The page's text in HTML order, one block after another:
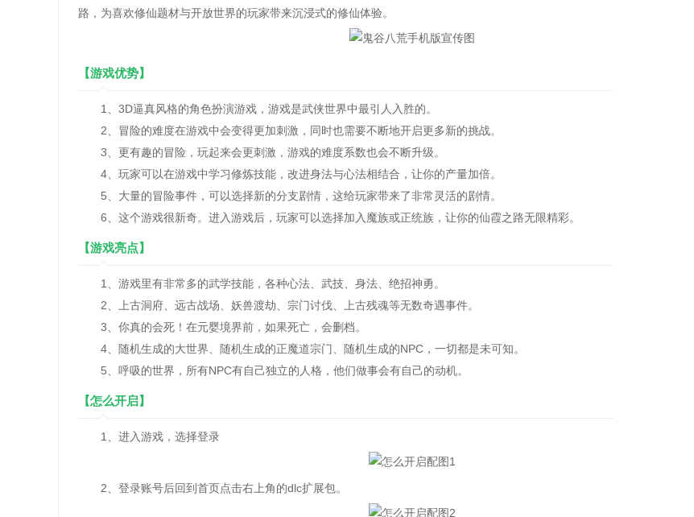
路，为喜欢修仙题材与开放世界的玩家带来沉浸式的修仙体验。
【游戏优势】
1、3D逼真风格的角色扮演游戏，游戏是武侠世界中最引人入胜的。
2、冒险的难度在游戏中会变得更加刺激，同时也需要不断地开启更多新的挑战。
3、更有趣的冒险，玩起来会更刺激，游戏的难度系数也会不断升级。
4、玩家可以在游戏中学习修炼技能，改进身法与心法相结合，让你的产量加倍。
5、大量的冒险事件，可以选择新的分支剧情，这给玩家带来了非常灵活的剧情。
6、这个游戏很新奇。进入游戏后，玩家可以选择加入魔族或正统族，让你的仙霞之路无限精彩。
【游戏亮点】
1、游戏里有非常多的武学技能，各种心法、武技、身法、绝招神勇。
2、上古洞府、远古战场、妖兽渡劫、宗门讨伐、上古残魂等无数奇遇事件。
3、你真的会死！在元婴境界前，如果死亡，会删档。
4、随机生成的大世界、随机生成的正魔道宗门、随机生成的NPC，一切都是未可知。
5、呼吸的世界，所有NPC有自己独立的人格，他们做事会有自己的动机。
【怎么开启】
1、进入游戏，选择登录
2、登录账号后回到首页点击右上角的dlc扩展包。